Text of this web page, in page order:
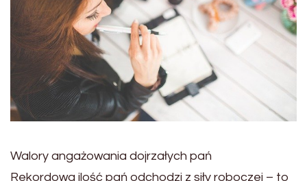
Walory angażowania dojrzałych pań
Rekordowa ilość pań odchodzi z siły roboczej – to